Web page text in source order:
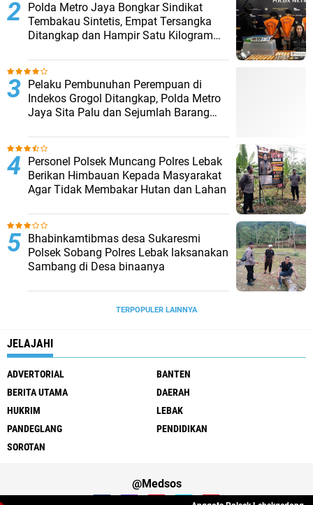
‎Polda Metro Jaya Bongkar Sindikat
Tembakau Sintetis, Empat Tersangka
Ditangkap dan Hampir Satu Kilogram
Pelaku Pembunuhan Perempuan di
Indekos Grogol Ditangkap, Polda Metro
Jaya Sita Palu dan Sejumlah Barang
Personel Polsek Muncang Polres Lebak
Berikan Himbauan Kepada Masyarakat
Agar Tidak Membakar Hutan dan Lahan
Bhabinkamtibmas desa Sukaresmi
Polsek Sobang Polres Lebak laksanakan
Sambang di Desa binaanya
TERPOPULER LAINNYA
JELAJAHI
ADVERTORIAL
BANTEN
BERITA UTAMA
DAERAH
HUKRIM
LEBAK
PANDEGLANG
PENDIDIKAN
SOROTAN
@Medsos